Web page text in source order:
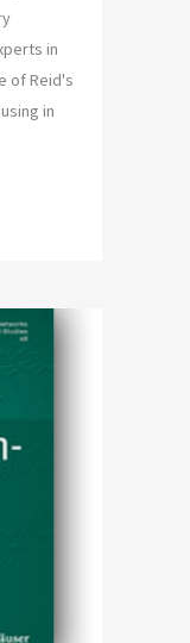
in
of Reid's
in